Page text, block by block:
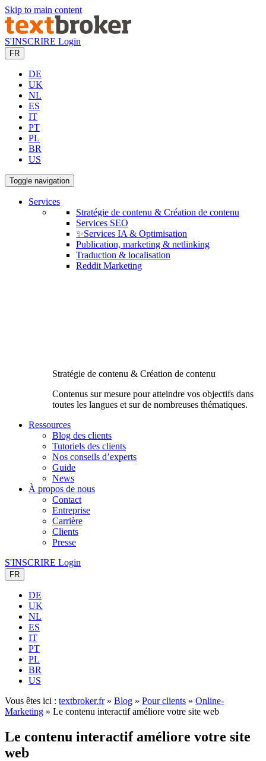
Skip to main content
S'INSCRIRE Login
FR
DE
UK
NL
ES
IT
PT
PL
BR
US
Toggle navigation
Services
Stratégie de contenu & Création de contenu
Services SEO
✨Services IA & Optimisation
Publication, marketing & netlinking
Traduction & localisation
Reddit Marketing
Stratégie de contenu & Création de contenu
Contenus sur mesure pour atteindre vos objectifs dans
toutes les langues et sur de nombreuses thématiques.
Ressources
Blog des clients
Tutoriels des clients
Nos conseils d’experts
Guide
News
À propos de nous
Contact
Entreprise
Carrière
Clients
Presse
S'INSCRIRE Login
FR
DE
UK
NL
ES
IT
PT
PL
BR
US
Vous êtes ici : textbroker.fr» Blog » Pour clients » Online-
Marketing » Le contenu interactif améliore votre site web
Le contenu interactif améliore votre site
web